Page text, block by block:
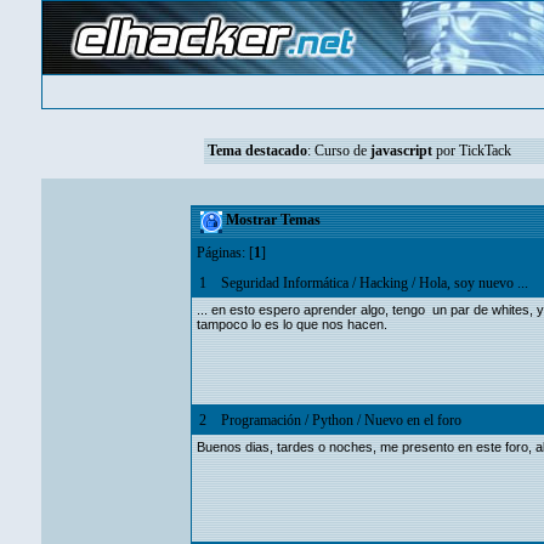
Tema destacado: Curso de javascript por TickTack
Mostrar Temas
Páginas: [1]
1
Seguridad Informática /Hacking /Hola, soy nuevo ...
... en esto espero aprender algo, tengo un par de
tampoco lo es lo que nos hacen.
2 Programación /Python /Nuevo en el foro
Buenos dias, tardes o noches, me presento en este foro,